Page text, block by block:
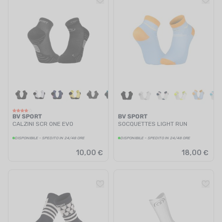
BV SPORT
CALZINI SCR ONE EVO
DISPONIBILE - SPEDITO IN 24/48 ORE
10,00 €
BV SPORT
SOCQUETTES LIGHT RUN
DISPONIBILE - SPEDITO IN 24/48 ORE
18,00 €